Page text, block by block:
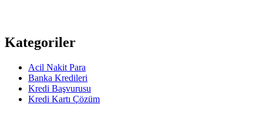
Kategoriler
Acil Nakit Para
Banka Kredileri
Kredi Başvurusu
Kredi Kartı Çözüm